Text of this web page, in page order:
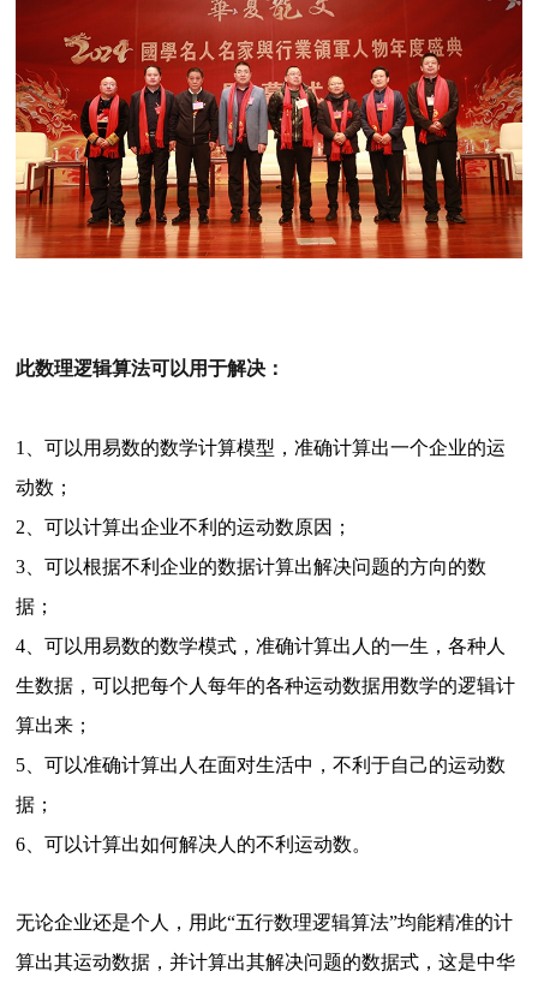
此数理逻辑算法可以用于解决：
1、可以用易数的数学计算模型，准确计算出一个企业的运
动数；
2、可以计算出企业不利的运动数原因；
3、可以根据不利企业的数据计算出解决问题的方向的数
据；
4、可以用易数的数学模式，准确计算出人的一生，各种人
生数据，可以把每个人每年的各种运动数据用数学的逻辑计
算出来；
5、可以准确计算出人在面对生活中，不利于自己的运动数
据；
6、可以计算出如何解决人的不利运动数。
无论企业还是个人，用此“五行数理逻辑算法”均能精准的计
算出其运动数据，并计算出其解决问题的数据式，这是中华